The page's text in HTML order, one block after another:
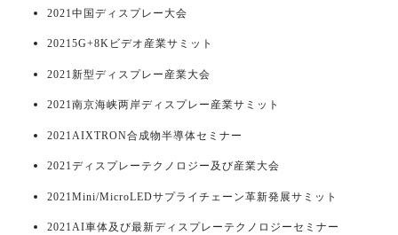
2021中国ディスプレー大会
20215G+8Kビデオ産業サミット
2021新型ディスプレー産業大会
2021南京海峡两岸ディスプレー産業サミット
2021AIXTRON合成物半導体セミナー
2021ディスプレーテクノロジー及び産業大会
2021Mini/MicroLEDサプライチェーン革新発展サミット
2021AI車体及び最新ディスプレーテクノロジーセミナー